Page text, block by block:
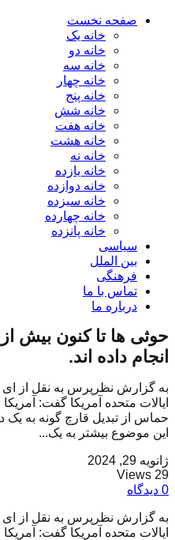
صفحه نخست
خانه یک
خانه دو
خانه سه
خانه چهار
خانه پنج
خانه شش
خانه هفت
خانه هشت
خانه نه
خانه یازده
خانه دوازده
خانه سیزده
خانه چهارده
خانه پانزده
سیاسی
بین الملل
فرهنگی
تماس با ما
درباره ما
انجام داده اند.
به گزارش نظرپرس به نقل از
ایالات متحده آمریکا گفت:
حماس از تبدیل قارچ گونه به
این موضوع بیشتر به یک...
ژانویه 29, 2024
29 Views
0 دیدگاه
به گزارش نظرپرس به نقل از
ایالات متحده آمریکا گفت: